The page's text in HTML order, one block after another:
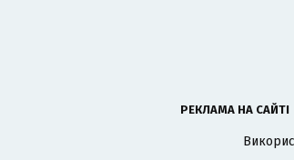
РЕКЛАМА НА САЙТІ